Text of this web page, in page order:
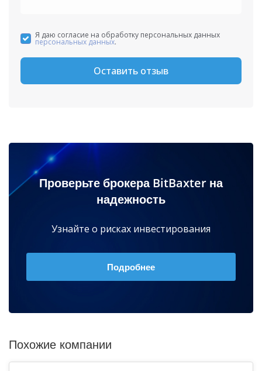
Я даю согласие на обработку персональных данных
персональных данных.
Оставить отзыв
Проверьте брокера BitBaxter на
надежность
Узнайте о рисках инвестирования
Подробнее
Похожие компании